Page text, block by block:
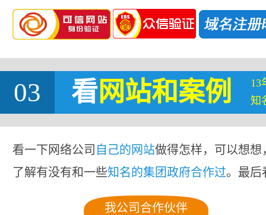
03 看网站和案例
13
知
看一下网络公司 自己的网站做得怎样，可以想
了解有没有和一些知名的集团政府合作过。最后
我公司合作伙伴